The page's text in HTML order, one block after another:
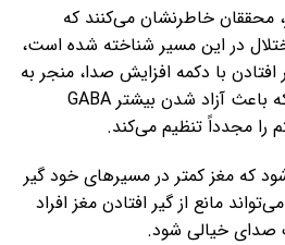
محققان خاطرنشان می‌کنند که
در این مسیر شناخته شده است،
با دکمه افزایش صدا، منجر به
افزایش گلوتامات می‌شود که باعث آزاد شدن بیشتر GABA
مجدداً تنظیم می‌کند.
که مغز کمتر در مسیرهای خود گیر
مانع از گیر افتادن مغز افراد
صدای خیالی شود.